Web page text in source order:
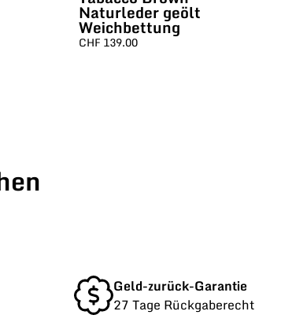
Naturleder geölt
Weichbettung
CHF 139.00
Geld-zurück-Garantie
27 Tage Rückgaberecht